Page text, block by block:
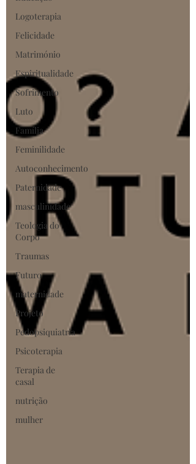
Logoterapia
Felicidade
Matrimónio
Espiritualidade
Sofrimento
Luto
Família
Feminilidade
Autoconhecimento
Paternidade
masculinidade
Teologia do
Corpo
Traumas
Futuro
maternidade
Projeto
Pedopsiquiatria
Psicoterapia
Terapia de
casal
nutrição
mulher